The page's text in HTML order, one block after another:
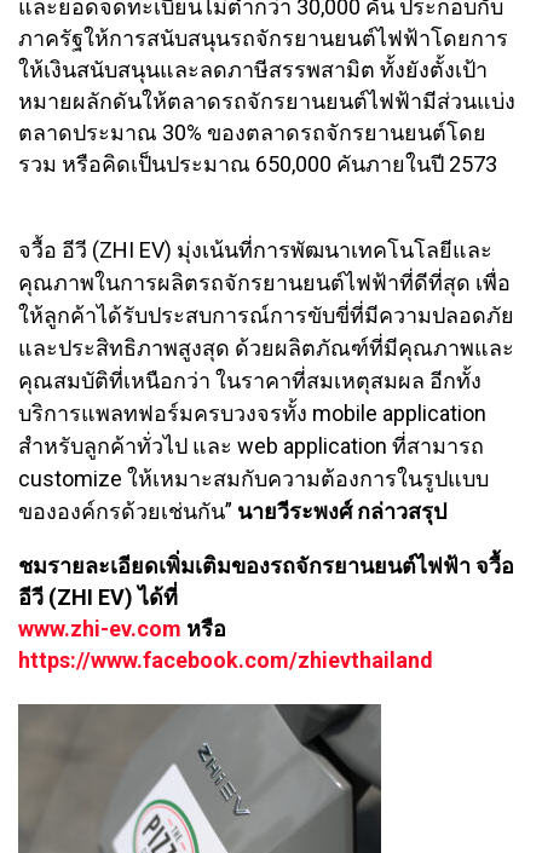
และยอดจดทะเบียนไม่ต่ำกว่า 30,000 คัน ประกอบกับ
ภาครัฐให้การสนับสนุนรถจักรยานยนต์ไฟฟ้าโดยการ
ให้เงินสนับสนุนและลดภาษีสรรพสามิต ทั้งยังตั้งเป้า
หมายผลักดันให้ตลาดรถจักรยานยนต์ไฟฟ้ามีส่วนแบ่ง
ตลาดประมาณ 30% ของตลาดรถจักรยานยนต์โดย
รวม หรือคิดเป็นประมาณ 650,000 คันภายในปี 2573
จวื้อ อีวี (ZHI EV) มุ่งเน้นที่การพัฒนาเทคโนโลยีและ
คุณภาพในการผลิตรถจักรยานยนต์ไฟฟ้าที่ดีที่สุด เพื่อ
ให้ลูกค้าได้รับประสบการณ์การขับขี่ที่มีความปลอดภัย
และประสิทธิภาพสูงสุด ด้วยผลิตภัณฑ์ที่มีคุณภาพและ
คุณสมบัติที่เหนือกว่า ในราคาที่สมเหตุสมผล อีกทั้ง
บริการแพลทฟอร์มครบวงจรทั้ง mobile application
สำหรับลูกค้าทั่วไป และ web application ที่สามารถ
customize ให้เหมาะสมกับความต้องการในรูปแบบ
ขององค์กรด้วยเช่นกัน” นายวีระพงศ์ กล่าวสรุป
ชมรายละเอียดเพิ่มเติมของรถจักรยานยนต์ไฟฟ้า จวื้อ
อีวี (ZHI EV) ได้ที่
www.zhi-ev.com หรือ
https://www.facebook.com/zhievthailand